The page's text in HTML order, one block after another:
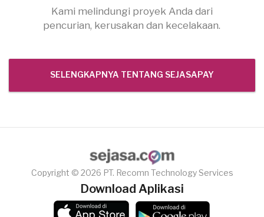
Kami melindungi proyek Anda dari
pencurian, kerusakan dan kecelakaan.
SELENGKAPNYA TENTANG SEJASAPAY
Copyright © 2026 PT. Recomn Technology Services
Download Aplikasi